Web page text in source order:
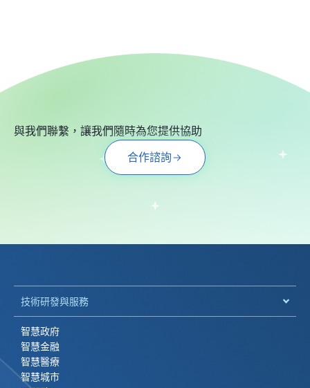
與我們聯繫，讓我們隨時為您提供協助
合作諮詢
技術研發與服務
智慧政府
智慧金融
智慧醫療
智慧城市